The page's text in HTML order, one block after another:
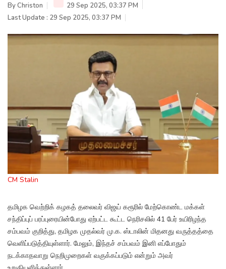
ByChriston
29 Sep 2025, 03:37 PM
Last Update : 29 Sep 2025, 03:37 PM
CM Stalin
தமிழக வெற்றிக் கழகத் தலைவர் விஜய் கரூரில் மேற்கொண்ட மக்கள்
சந்திப்புப் பரப்புரையின்போது ஏற்பட்ட கூட்ட நெரிசலில் 41 பேர் உயிரிழந்த
சம்பவம் குறித்து, தமிழக முதல்வர் மு.க. ஸ்டாலின் மிதனது வருத்தத்தை
வெளிப்படுத்தியுள்ளார். மேலும், இந்தச் சம்பவம் இனி எப்போதும்
நடக்காதவாறு நெறிமுறைகள் வகுக்கப்படும் என்றும் அவர்